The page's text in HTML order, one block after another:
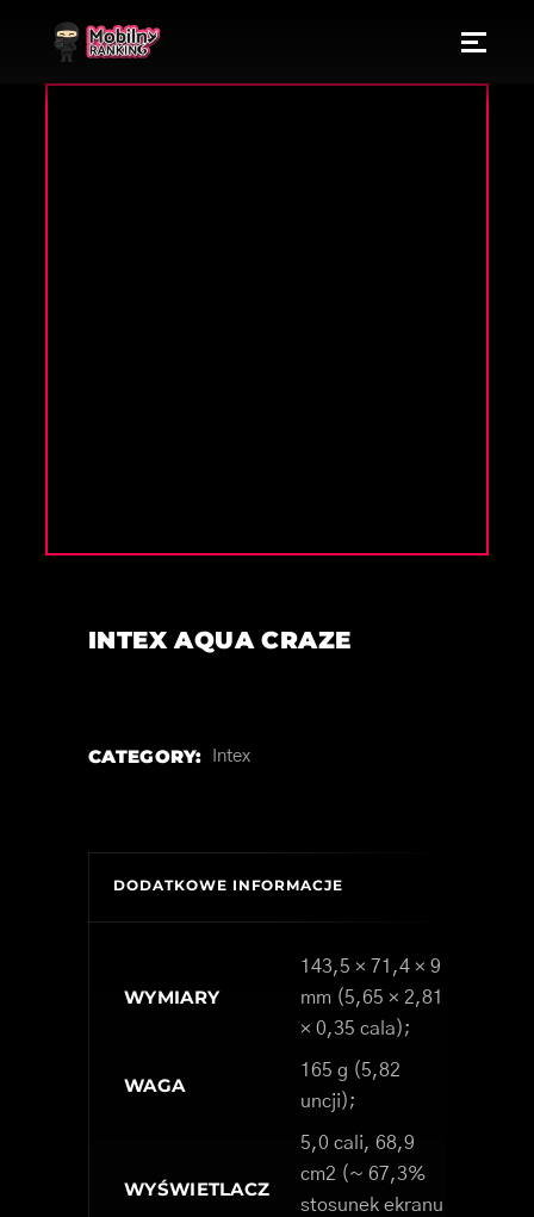
INTEX AQUA CRAZE
CATEGORY: Intex
DODATKOWE INFORMACJE
WYMIARY
143,5 × 71,4 × 9
mm (5,65 × 2,81
× 0,35 cala);
WAGA
165 g (5,82
uncji);
WYŚWIETLACZ
5,0 cali, 68,9
cm2 (~ 67,3%
stosunek ekranu